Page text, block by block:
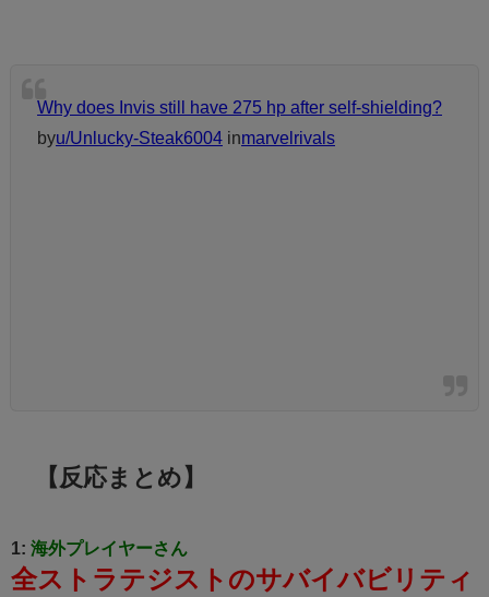
Why does Invis still have 275 hp after self-shielding?
byu/Unlucky-Steak6004 inmarvelrivals
【反応まとめ】
1: 海外プレイヤーさん
全ストラテジストのサバイバビリティ